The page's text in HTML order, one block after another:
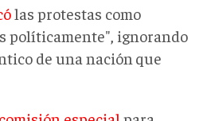
las protestas como
políticamente", ignorando
de una nación que